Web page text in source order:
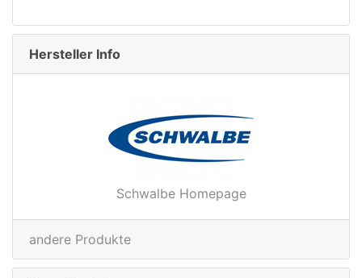
Hersteller Info
Schwalbe Homepage
andere Produkte